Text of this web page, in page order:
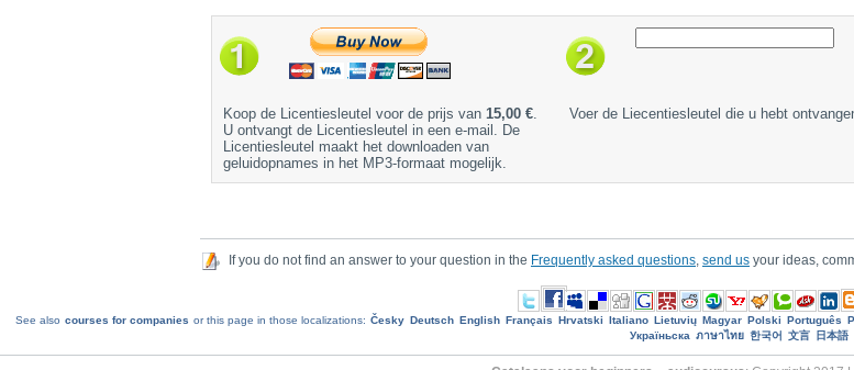
Koop de Licentiesleutel voor de prijs van 15,00 €.
U ontvangt de Licentiesleutel in een e-mail. De
Licentiesleutel maakt het downloaden van
geluidopnames in het MP3-formaat mogelijk.
Voer de Liecentiesleutel die u hebt
If you do not find an answer to your question in the Frequently asked questions send us your ideas,
See also courses for companies or this page in those localizations: Česky Deutsch English Français Hrvatski Italiano Lietuvių Magyar Polski Português
Україньска ภาษาไทย 한국어 文言 日本語